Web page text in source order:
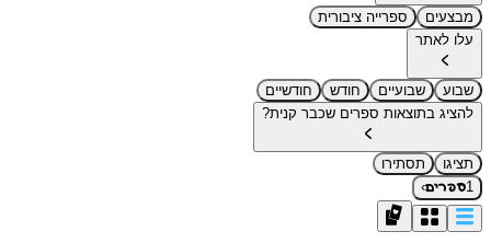
מבצעים
ספרייה ציבורית
עלו לאתר
שבוע שבועיים חודש
חודשיים
להציג בתוצאות ספרים שכבר קנית?
תציגו
תסתירו
1ספרים›